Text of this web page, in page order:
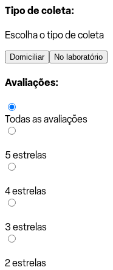
Tipo de coleta:
Escolha o tipo de coleta
Domiciliar No laboratório
Avaliações:
Todas as avaliações
5 estrelas
4 estrelas
3 estrelas
2 estrelas